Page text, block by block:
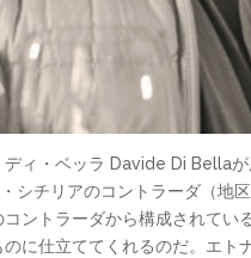
ディ・ベッラ Davide Di Bella
チリアのコントラーダ（地
ントラーダから構成されて
に仕立ててくれるのだ。エ